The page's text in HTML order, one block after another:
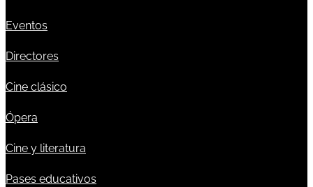
Eventos
Directores
Cine clásico
Ópera
Cine y literatura
Pases educativos